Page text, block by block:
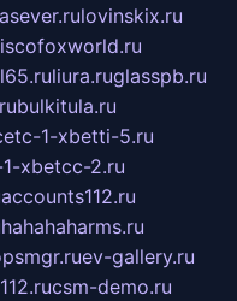
lovinskix.ru
liura.ruglasspb.ru
bulkitula.ru
1-xbetti-5.ru
xbetcc-2.ru
accounts112.ru
hahahaharms.ru
ev-gallery.ru
csm-demo.ru